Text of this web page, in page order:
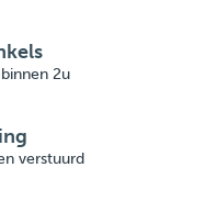
2u
verstuurd